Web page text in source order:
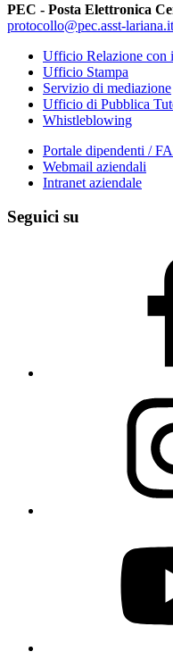
PEC - Posta Elettronica
protocollo@pec.asst-lariana.it
Ufficio Relazione con
Ufficio Stampa
Servizio di mediazione
Ufficio di Pubblica
Whistleblowing
Portale dipendenti /
Webmail aziendali
Intranet aziendale
Seguici su